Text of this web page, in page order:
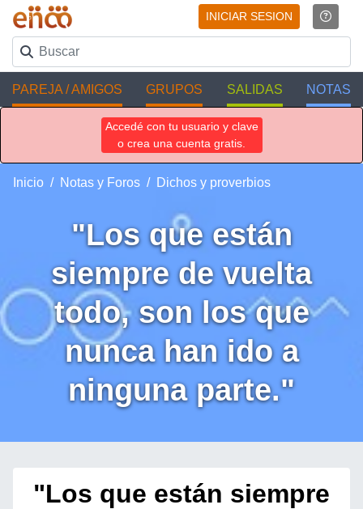
INICIAR SESION
PAREJA / AMIGOS GRUPOS SALIDAS NOTAS
Accedé con tu usuario y clave
o crea una cuenta gratis.
Inicio Notas y Foros Dichos y proverbios
"Los que están
siempre de vuelta
todo, son los que
nunca han ido a
ninguna parte."
"Los que están siempre